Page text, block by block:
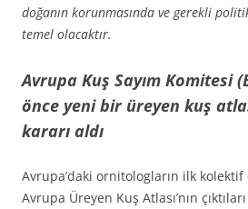
doğanın korunmasında ve gerekli
temel olacaktır.
Avrupa Kuş Sayım Komitesi
önce yeni bir üreyen kuş
kararı aldı
Avrupa’daki ornitologların ilk kolektif
Avrupa Üreyen Kuş Atlası’nın